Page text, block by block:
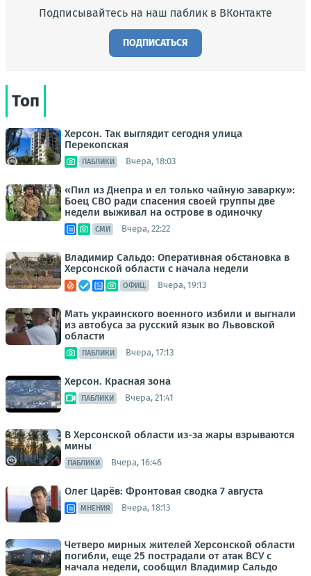
Подписывайтесь на наш паблик в ВКонтакте
ПОДПИСАТЬСЯ
Топ
Херсон. Так выглядит сегодня улица
Перекопская
ПАБЛИКИ Вчера, 18:03
«Пил из Днепра и ел только чайную заварку»:
Боец СВО ради спасения своей группы две
недели выживал на острове в одиночку
СМИ Вчера, 22:22
Владимир Сальдо: Оперативная обстановка в
Херсонской области с начала недели
ОФИЦ. Вчера, 19:13
Мать украинского военного избили и выгнали
из автобуса за русский язык во Львовской
области
ПАБЛИКИ Вчера, 17:13
Херсон. Красная зона
ПАБЛИКИ Вчера, 21:41
В Херсонской области из-за жары взрываются
мины
ПАБЛИКИ Вчера, 16:46
Олег Царёв: Фронтовая сводка 7 августа
МНЕНИЯ Вчера, 18:13
Четверо мирных жителей Херсонской области
погибли, еще 25 пострадали от атак ВСУ с
начала недели, сообщил Владимир Сальдо